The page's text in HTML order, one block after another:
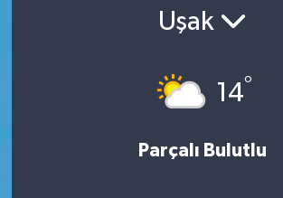
Uşak
14°
Parçalı Bulutlu